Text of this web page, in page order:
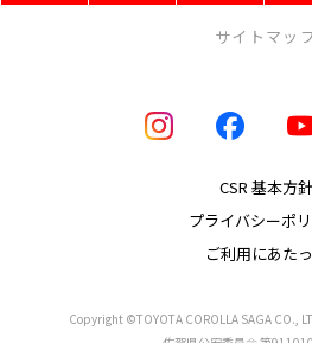
サイトマッ
福祉車両（ウェルキャブ）
CSR 基本方針
プライバシーポ
ご利用にあた
Copyright ©TOYOTA COROLLA SAGA CO.,